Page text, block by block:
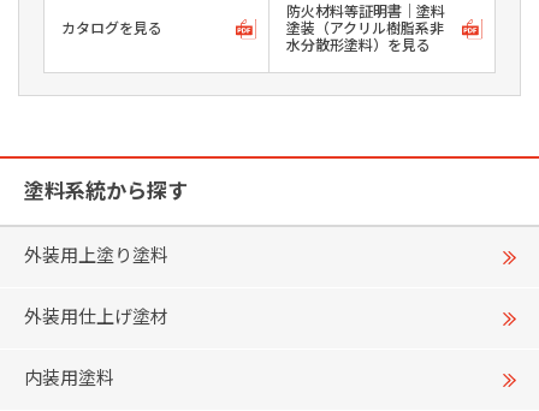
カタログを見る
防火材料等証明書｜塗料
塗装（アクリル樹脂系非
水分散形塗料）を見る
塗料系統から探す
外装用上塗り塗料
外装用仕上げ塗材
内装用塗料